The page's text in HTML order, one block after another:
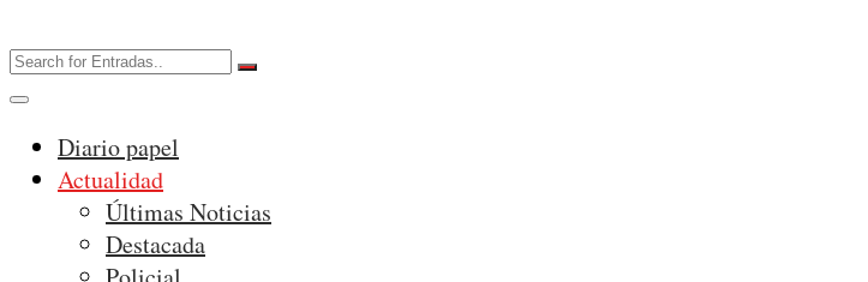
Diario papel
Actualidad
Últimas Noticias
Destacada